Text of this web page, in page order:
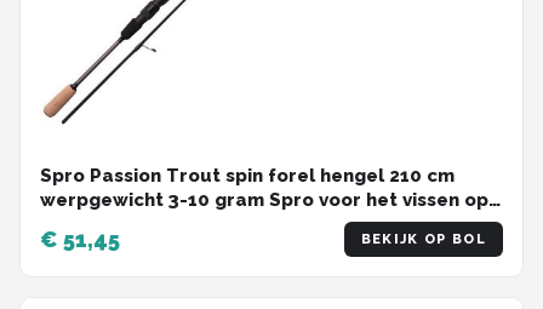
Spro Passion Trout spin forel hengel 210 cm
werpgewicht 3-10 gram Spro voor het vissen op
€ 51,45 BEKIJK OP BOL